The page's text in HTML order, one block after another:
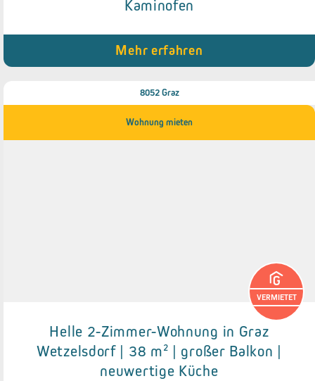
● Kellerabteil
Kaminofen
Mehr erfahren
8052 Graz
Wohnung mieten
Details zum Objekt
VERMIETET
Helle 2-Zimmer-Wohnung in Graz
Wetzelsdorf | 38 m² | großer Balkon |
neuwertige Küche